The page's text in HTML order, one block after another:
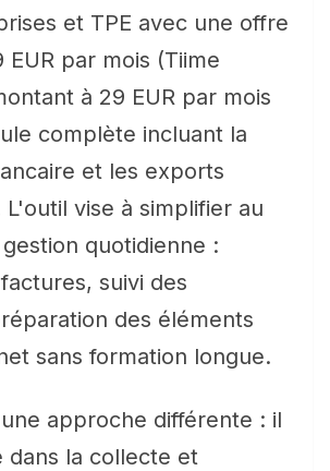
et TPE avec une offre
par mois (Tiime
à 29 EUR par mois
complète incluant la
et les exports
vise à simplifier au
quotidienne :
suivi des
des éléments
sans formation longue.
approche différente : il
dans la collecte et